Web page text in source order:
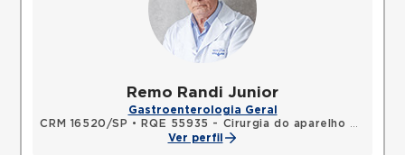
Remo Randi Junior
Gastroenterologia Geral
CRM 16520/SP •
RQE 55935 - Cirurgia do aparelho digestivo
Ver perfil